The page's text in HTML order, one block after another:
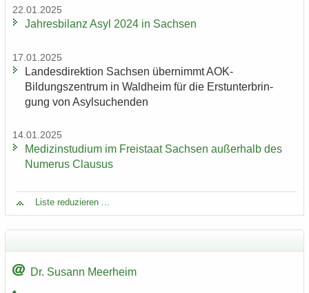
22.01.2025
Jah­res­bi­lanz Asyl 2024 in Sach­sen
17.01.2025
Lan­des­di­rek­ti­on Sach­sen über­nimmt AOK-​
Bildungszentrum in Wald­heim für die Erst­un­ter­brin­
gung von Asyl­su­chen­den
14.01.2025
Me­di­zin­stu­di­um im Frei­staat Sach­sen au­ßer­halb des
Nu­me­rus Clau­sus
Liste re­du­zie­ren ...
Dr. Su­sann Meer­heim